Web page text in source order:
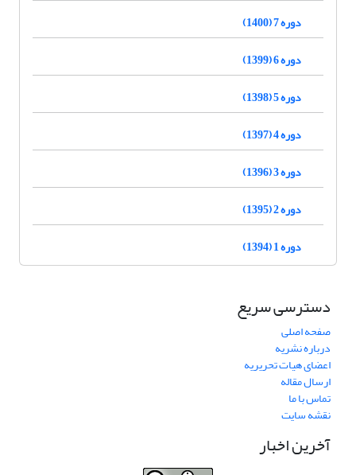
دوره 7 (1400)
دوره 6 (1399)
دوره 5 (1398)
دوره 4 (1397)
دوره 3 (1396)
دوره 2 (1395)
دوره 1 (1394)
دسترسی سریع
صفحه اصلی
درباره نشریه
اعضای هیات تحریریه
ارسال مقاله
تماس با ما
نقشه سایت
آخرین اخبار